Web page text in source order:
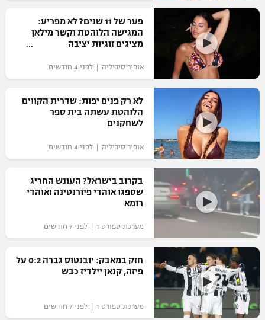
רץ ברשת
תוצאות
לוח שידורים
"מעל הליגה" – פודקאסט
"מחצית בשכונה" – פודקאסט
גביע המדינה
נבחרת ישראל
מכבי חיפה
בית"ר ירושלים
מכבי תל אביב
הפועל תל אביב
הפועל חיפה
הפועל באר שבע
מכבי נתניה
בני יהודה
ליגה גרמנית
ליגה ספרדית
ליגה איטלקית
ליגה צרפתית
ליגה הולנדית
ליגה סינית
ליגה ברזילאית
ליגות נוספות
ליגה לאומית
כדורסל נשים
מכבי תל אביב
הפועל חולון
הפועל ירושלים
דני אבדיה
NBA
יורוקאפ
ענפים נוספים
כדוריד
כדורעף
שחייה
ג'ודו
אגרוף
UFC
היאבקות WWE
אופניים
פער של 11 שנים? לא מפריע:
המגישה הלוהטת וקשר מילאן
מציגים זוגיות יציבה
אופיר סיביליה | לפני 4 חודשים
לא רק פנים יפות: שדרית הקווים
הלוהטת עשתה בית ספר
לשחקנים
אופיר סיביליה | לפני 4 חודשים
בקרוב בישראל? העונש החריג
שספגו אוהדי פיורנטינה ואוהדי
רומא
מערכת ספורט 1 | לפני 7 חודשים
חזק במאבק: יובנטוס גברה 0:2 על
פיזה, קנאן יילדיז כבש
מערכת ספורט 1 | לפני 7 חודשים